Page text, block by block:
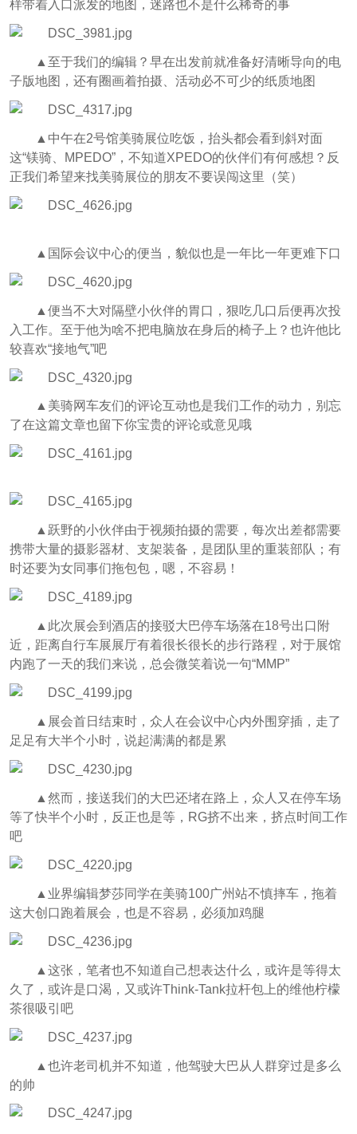
样带着入口派发的地图，迷路也不是什么稀奇的事
▲至于我们的编辑？早在出发前就准备好清晰导向的电
子版地图，还有圈画着拍摄、活动必不可少的纸质地图
▲中午在2号馆美骑展位吃饭，抬头都会看到斜对面
这“镁骑、MPEDO”，不知道XPEDO的伙伴们有何感想？反
正我们希望来找美骑展位的朋友不要误闯这里（笑）
▲国际会议中心的便当，貌似也是一年比一年更难下口
▲便当不大对隔壁小伙伴的胃口，狠吃几口后便再次投
入工作。至于他为啥不把电脑放在身后的椅子上？也许他比
较喜欢“接地气”吧
▲美骑网车友们的评论互动也是我们工作的动力，别忘
了在这篇文章也留下你宝贵的评论或意见哦
▲跃野的小伙伴由于视频拍摄的需要，每次出差都需要
携带大量的摄影器材、支架装备，是团队里的重装部队；有
时还要为女同事们拖包包，嗯，不容易！
▲此次展会到酒店的接驳大巴停车场落在18号出口附
近，距离自行车展展厅有着很长很长的步行路程，对于展馆
内跑了一天的我们来说，总会微笑着说一句“MMP”
▲展会首日结束时，众人在会议中心内外围穿插，走了
足足有大半个小时，说起满满的都是累
▲然而，接送我们的大巴还堵在路上，众人又在停车场
等了快半个小时，反正也是等，RG挤不出来，挤点时间工作
吧
▲业界编辑梦莎同学在美骑100广州站不慎摔车，拖着
这大创口跑着展会，也是不容易，必须加鸡腿
▲这张，笔者也不知道自己想表达什么，或许是等得太
久了，或许是口渴，又或许Think-Tank拉杆包上的维他柠檬
茶很吸引吧
▲也许老司机并不知道，他驾驶大巴从人群穿过是多么
的帅